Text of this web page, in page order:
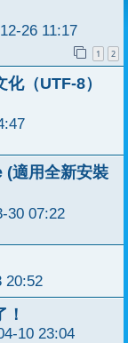
26 11:17
1 2
（UTF-8）
適用全新安裝
30 07:22
20:52
10 23:04